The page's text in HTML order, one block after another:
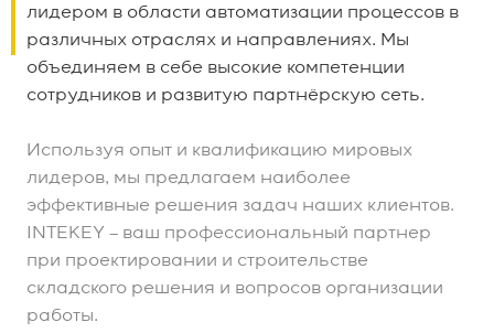
лидером в области автоматизации процессов в
различных отраслях и направлениях. Мы
объединяем в себе высокие компетенции
сотрудников и развитую партнёрскую сеть.
Используя опыт и квалификацию мировых
лидеров, мы предлагаем наиболее
эффективные решения задач наших клиентов.
INTEKEY – ваш профессиональный партнер
при проектировании и строительстве
складского решения и вопросов организации
работы.